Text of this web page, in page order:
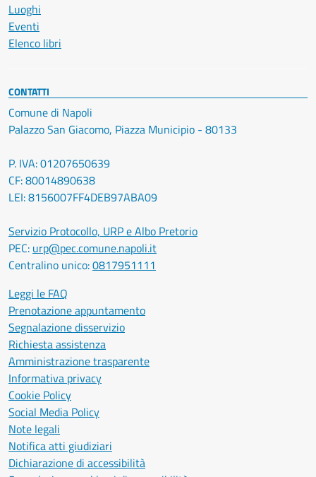
Luoghi
Eventi
Elenco libri
CONTATTI
Comune di Napoli
Palazzo San Giacomo, Piazza Municipio - 80133
P. IVA: 01207650639
CF: 80014890638
LEI: 8156007FF4DEB97ABA09
Servizio Protocollo, URP e Albo Pretorio
PEC: urp@pec.comune.napoli.it
Centralino unico:0817951111
Leggi le FAQ
Prenotazione appuntamento
Segnalazione disservizio
Richiesta assistenza
Amministrazione trasparente
Informativa privacy
Cookie Policy
Social Media Policy
Note legali
Notifica atti giudiziari
Dichiarazione di accessibilità